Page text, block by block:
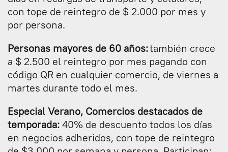
con tope de reintegro de $ 2.000 por mes y
por persona.
Personas mayores de 60 años:también crece
a $ 2.500 el reintegro por mes pagando con
código QR en cualquier comercio, de viernes a
martes durante todo el mes.
Especial Verano, Comercios destacados de
temporada: 40% de descuento todos los días
en negocios adheridos, con tope de reintegro